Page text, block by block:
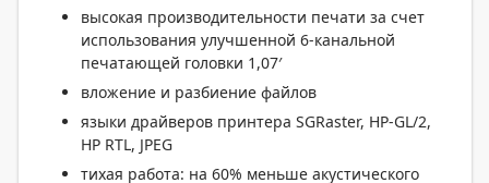
высокая производительности печати за счет
использования улучшенной 6-канальной
печатающей головки 1,07′
вложение и разбиение файлов
языки драйверов принтера SGRaster, HP-GL/2,
HP RTL, JPEG
тихая работа: на 60% меньше акустического